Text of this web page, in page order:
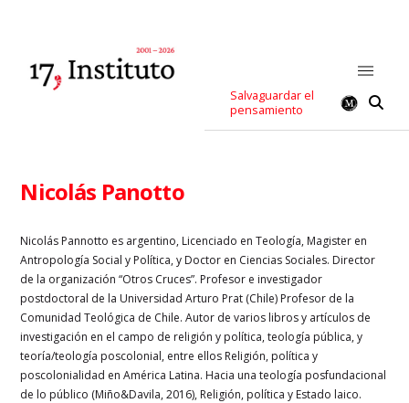
Salvaguardar el
pensamiento
Nicolás Panotto
Nicolás Pannotto es argentino, Licenciado en Teología, Magister en
Antropología Social y Política, y Doctor en Ciencias Sociales. Director
de la organización “Otros Cruces”. Profesor e investigador
postdoctoral de la Universidad Arturo Prat (Chile) Profesor de la
Comunidad Teológica de Chile. Autor de varios libros y artículos de
investigación en el campo de religión y política, teología pública, y
teoría/teología poscolonial, entre ellos Religión, política y
poscolonialidad en América Latina. Hacia una teología posfundacional
de lo público (Miño&Davila, 2016), Religión, política y Estado laico.